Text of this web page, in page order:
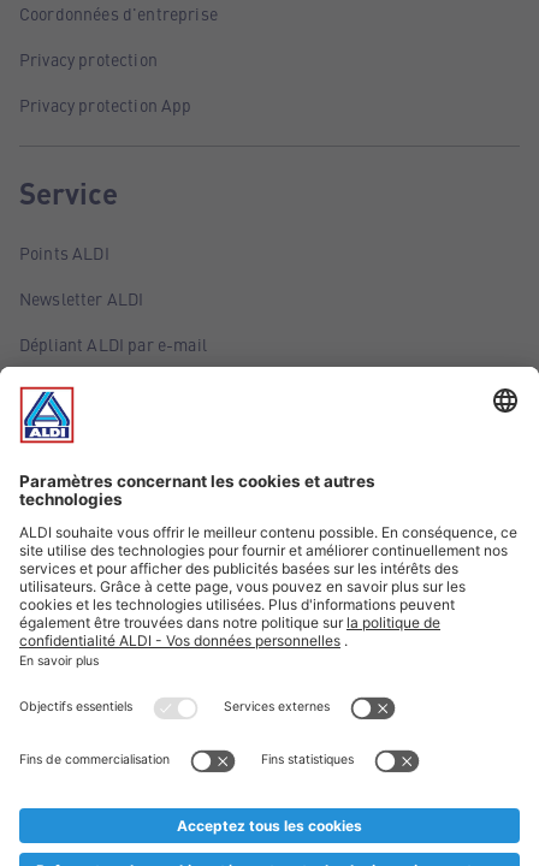
Coordonnées d'entreprise
Privacy protection
Privacy protection App
Service
Points ALDI
Newsletter ALDI
Dépliant ALDI par e-mail
Offres
Infos essentielles
Suivez ALDI Belgique
Textes marqués d'un astérisque et mentions légales
* Nous vendons ces articles temporairement et jusqu'à
au cas où, malgré le planning bien étudié, nous serions
prématurément en rupture de stock. Prix Recupel et TVA incl.
** Sur ce site, l’utilisation de la forme masculine a été adoptée